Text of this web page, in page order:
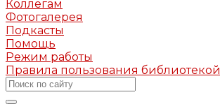
Коллегам
Фотогалерея
Подкасты
Помощь
Режим работы
Правила пользования библиотекой